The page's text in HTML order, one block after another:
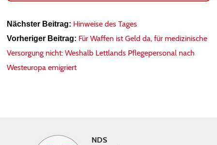
Nächster Beitrag: Hinweise des Tages
Vorheriger Beitrag: Für Waffen ist Geld da, für medizinische
Versorgung nicht: Weshalb Lettlands Pflegepersonal nach
Westeuropa emigriert
NDS